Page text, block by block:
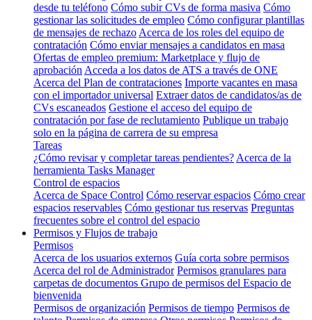
desde tu teléfono Cómo subir CVs de forma masiva Cómo
gestionar las solicitudes de empleo Cómo configurar plantillas
de mensajes de rechazo Acerca de los roles del equipo de
contratación Cómo enviar mensajes a candidatos en masa
Ofertas de empleo premium: Marketplace y flujo de
aprobación Acceda a los datos de ATS a través de ONE
Acerca del Plan de contrataciones Importe vacantes en masa
con el importador universal Extraer datos de candidatos/as de
CVs escaneados Gestione el acceso del equipo de
contratación por fase de reclutamiento Publique un trabajo
solo en la página de carrera de su empresa
Tareas
¿Cómo revisar y completar tareas pendientes? Acerca de la
herramienta Tasks Manager
Control de espacios
Acerca de Space Control Cómo reservar espacios Cómo crear
espacios reservables Cómo gestionar tus reservas Preguntas
frecuentes sobre el control del espacio
Permisos y Flujos de trabajo
Permisos
Acerca de los usuarios externos Guía corta sobre permisos
Acerca del rol de Administrador Permisos granulares para
carpetas de documentos Grupo de permisos del Espacio de
bienvenida
Permisos de organización Permisos de tiempo Permisos de